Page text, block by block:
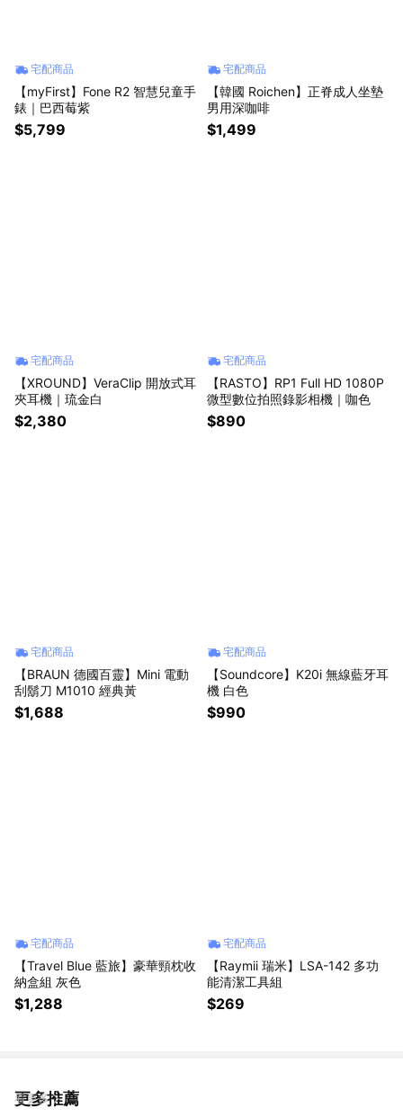
宅配商品
【myFirst】Fone R2 智慧兒童手
錶｜巴西莓紫
$5,799
宅配商品
【韓國 Roichen】正脊成人坐墊
男用深咖啡
$1,499
宅配商品
【XROUND】VeraClip 開放式耳
夾耳機｜琉金白
$2,380
宅配商品
【RASTO】RP1 Full HD 1080P
微型數位拍照錄影相機｜咖色
$890
宅配商品
【BRAUN 德國百靈】Mini 電動
刮鬍刀 M1010 經典黃
$1,688
宅配商品
【Soundcore】K20i 無線藍牙耳
機 白色
$990
宅配商品
【Travel Blue 藍旅】豪華頸枕收
納盒組 灰色
$1,288
宅配商品
【Raymii 瑞米】LSA-142 多功
能清潔工具組
$269
更多推薦
看更多